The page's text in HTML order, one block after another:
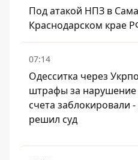
Под атакой НПЗ в
Краснодарском крае
07:14
Одесситка через
штрафы за нарушение
счета заблокировали
решил суд